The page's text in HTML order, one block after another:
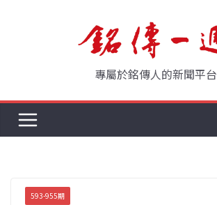
專屬於銘傳人的新聞平台
593-955期